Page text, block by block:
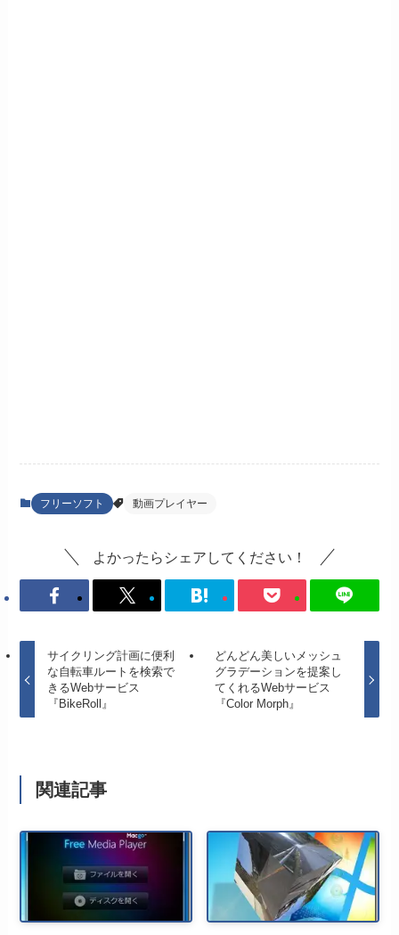
フリーソフト 動画プレイヤー
よかったらシェアしてください！
サイクリング計画に便利
な自転車ルートを検索で
きるWebサービス
『BikeRoll』
どんどん美しいメッシュ
グラデーションを提案し
てくれるWebサービス
『Color Morph』
関連記事